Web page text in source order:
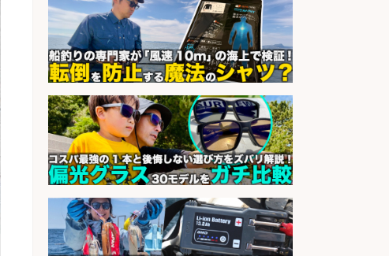
会社名
魚と肴 いとおかし 魚と肴 いとお
かし
sponsored by 求人ボックス
市」お魚のカットや商品の陳列業
務/「時給1,150円〜」/時間選べる×
未経験歓迎×残業少なめ/鹿児島県/
志布志市
会社名 株式会社ホットスタッフ鹿児島
sponsored by 求人ボックス